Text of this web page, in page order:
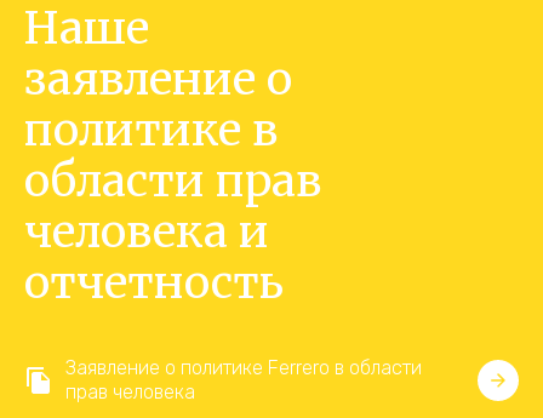
Наше
заявление о
политике в
области прав
человека и
отчетность
Заявление о политике Ferrero в области
прав человека